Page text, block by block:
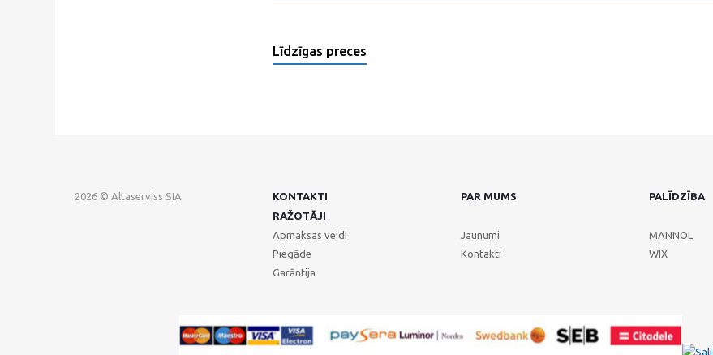
Līdzīgas preces
2026 © Altaserviss SIA KONTAKTI PAR MUMS
PALĪDZĪBA
RAŽOTĀJI
Apmaksas veidi
Piegāde
Garāntija
Jaunumi
Kontakti
MANNOL
WIX